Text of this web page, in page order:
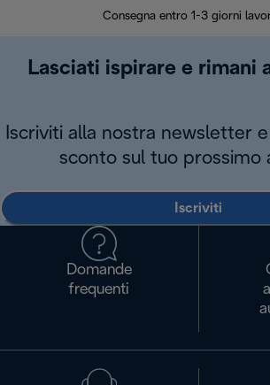
Consegna entro 1-3 giorni
Lasciati ispirare e rimani
Iscriviti alla nostra newsletter
sconto sul tuo prossimo
Iscriviti
Domande
frequenti